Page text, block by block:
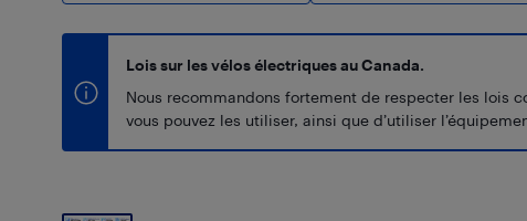
Lois sur les vélos électriques au Canada.
Nous recommandons fortement de respecter les lois
vous pouvez les utiliser, ainsi que d’utiliser